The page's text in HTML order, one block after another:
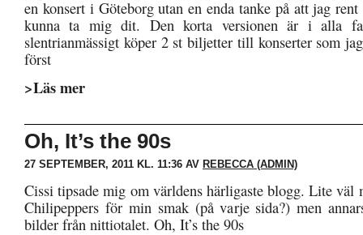
en konsert i Göteborg utan en enda tanke på att jag
kunna ta mig dit. Den korta versionen är i alla
slentrianmässigt köper 2 st biljetter till konserter som
först
>Läs mer
Oh, It’s the 90s
27 SEPTEMBER, 2011 KL. 11:36 AV REBECCA (ADMIN)
Cissi tipsade mig om världens härligaste blogg. Lite väl
Chilipeppers för min smak (på varje sida?) men
bilder från nittiotalet. Oh, It’s the 90s